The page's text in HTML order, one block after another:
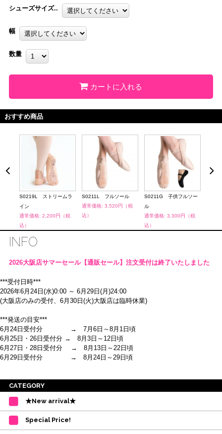
シューズサイズ..
幅
数量
カートに入れる
おすすめ商品
S0219L ストリームラ
イン
通常価格: 2,200円（税
込）
S0211L フルソール
通常価格: 3,520円（税
込）
S0211G 子供フルソー
ル
通常価格: 3,300円（税
込）
INFO
2026大阪店サマーセール【通販セール】注文受付は終了いたしました
***受付日時***
2026年6月24日(水)0:00 ～ 6月29日(月)24:00
(大阪店のみの受付、6月30日(火)大阪店は臨時休業)
***発送の目安***
6月24日受付分 → 7月6日～8月1日頃
6月25日・26日受付分 → 8月3日～12日頃
6月27日・28日受付分 → 8月13日～22日頃
6月29日受付分 → 8月24日～29日頃
※ご注意
間を目安として下さい。
・在庫の確保は発送の直前に行います。カートに入れて注文完了となって
CATEGORY
★New arrival★
Special Price!